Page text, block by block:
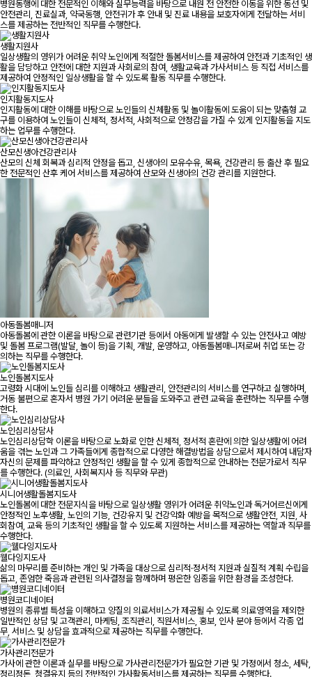
병원동행에 대한 전문적인 이해와 실무능력을 바탕으로 내원 전 안전한 이동을 위한 동선 및
안전관리, 진료실과, 약국동행, 안전귀가 후 안내 및 진료 내용을 보호자에게 전달하는 서비
스를 제공하는 전반적인 직무를 수행한다.
생활지원사
일상생활의 영위가 어려운 취약 노인에게 적절한 돌봄서비스를 제공하여 안전과 기초적인 생
활을 담당하고 안전에 대한 지원과 사회로의 참여, 생활교육과 가사서비스 등 직접 서비스를
제공하여 안정적인 일상생활을 할 수 있도록 활동 직무를 수행한다.
인지활동지도사
인지활동에 대한 이해를 바탕으로 노인들의 신체활동 및 놀이활동에 도움이 되는 맞춤형 교
구를 이용하여 노인들이 신체적, 정서적, 사회적으로 안정감을 가질 수 있게 인지활동을 지도
하는 업무를 수행한다.
산모신생아건강관리사
산모의 신체 회복과 심리적 안정을 돕고, 신생아의 모유수유, 목욕, 건강관리 등 출산 후 필요
한 전문적인 산후 케어 서비스를 제공하여 산모와 신생아의 건강 관리를 지원한다.
아동돌봄매니저
아동돌봄에 관한 이론을 바탕으로 관련기관 등에서 아동에게 발생할 수 있는 안전사고 예방
및 돌봄 프로그램(발달, 놀이 등)을 기획, 개발, 운영하고, 아동돌봄매니저로써 취업 또는 강
의하는 직무를 수행한다.
노인돌봄지도사
고령화 시대에 노인들 심리를 이해하고 생활관리, 안전관리의 서비스를 연구하고 실행하며,
거동 불편으로 혼자서 병원 가기 어려운 분들을 도와주고 관련 교육을 훈련하는 직무를 수행
한다.
노인심리상담사
노인심리상담학 이론을 바탕으로 노화로 인한 신체적, 정서적 혼란에 의한 일상생활에 어려
움을 겪는 노인과 그 가족들에게 종합적으로 다영한 해결방법을 상담으로서 제시하여 내담자
자신의 문제를 파악하고 안정적인 생활을 할 수 있게 종합적으로 안내하는 전문가로서 직무
를 수행한다. (의료인, 사회복지사 등 직무와 무관)
시니어생활돌봄지도사
노인돌봄에 대한 전문지식을 바탕으로 일상생활 영위가 어려운 취약노인과 독거어르신에게
안정적인 노후생활, 노인의 기능, 건강유지 및 건강악화 예방을 목적으로 생활안전, 지원, 사
회참여, 교육 등의 기초적인 생활을 할 수 있도록 지원하는 서비스를 제공하는 역할과 직무를
수행한다.
웰다잉지도사
삶의 마무리를 준비하는 개인 및 가족을 대상으로 심리적·정서적 지원과 실질적 계획 수립을
돕고, 존엄한 죽음과 관련된 의사결정을 함께하며 평온한 임종을 위한 환경을 조성한다.
병원코디네이터
병원의 종류별 특성을 이해하고 양질의 의료서비스가 제공될 수 있도록 의료영역을 제외한
일반적인 상담 및 고객관리, 마케팅, 조직관리, 직원서비스, 홍보, 인사 분야 등에서 각종 업
무, 서비스 및 상담을 효과적으로 제공하는 직무를 수행한다.
가사관리전문가
가사에 관한 이론과 실무를 바탕으로 가사관리전문가가 필요한 기관 및 가정에서 청소, 세탁,
정리정돈, 청결유지 등의 전반적인 가사활동서비스를 제공하는 직무를 수행한다.